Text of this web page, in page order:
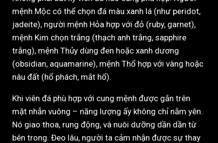
mệnh Mộc có thể chọn đá màu xanh lá (như peridot,
jadeite), người mệnh Hỏa hợp với đỏ (ruby, garnet),
mệnh Kim chọn trắng (thạch anh trắng, sapphire
trắng), mệnh Thủy dùng đen hoặc xanh dương
(obsidian, aquamarine), mệnh Thổ hợp với vàng hoặc
nâu đất (hổ phách, mắt hổ).
Khi viên đá phù hợp với cung mệnh được gắn trên
mặt nhẫn vuông – năng lượng ấy không chỉ nằm yên.
Nó giao thoa, rung động, và nuôi dưỡng dần dần từ
bên trong. Đeo lâu, người ta cảm nhận được sự thay